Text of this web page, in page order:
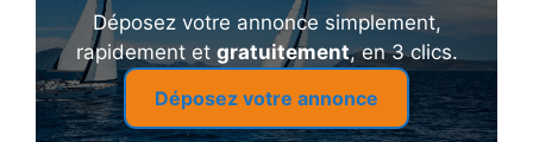
Déposez votre annonce simplement,
rapidement et gratuitement, en 3 clics.
Déposez votre annonce